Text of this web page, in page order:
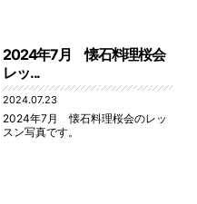
2024年7月 懐石料理桜会
レッ...
2024.07.23
2024年7月 懐石料理桜会のレッ
スン写真です。